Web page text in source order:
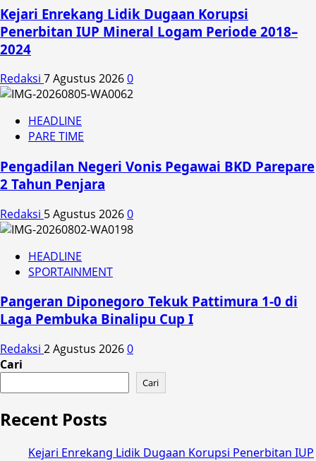
Kejari Enrekang Lidik Dugaan Korupsi
Penerbitan IUP Mineral Logam Periode 2018–
2024
Redaksi 7 Agustus 20260
HEADLINE
PARE TIME
Pengadilan Negeri Vonis Pegawai BKD Parepare
2 Tahun Penjara
Redaksi 5 Agustus 20260
HEADLINE
SPORTAINMENT
Pangeran Diponegoro Tekuk Pattimura 1-0 di
Laga Pembuka Binalipu Cup I
Redaksi 2 Agustus 20260
Cari
Cari
Recent Posts
Kejari Enrekang Lidik Dugaan Korupsi Penerbitan IUP